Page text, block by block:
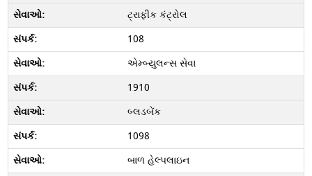
ટ્રાફીક કંટ્રોલ
108
એમ્બ્યુલન્સ સેવા
1910
બ્લડબેંક
1098
બાળ હેલ્પલાઇન